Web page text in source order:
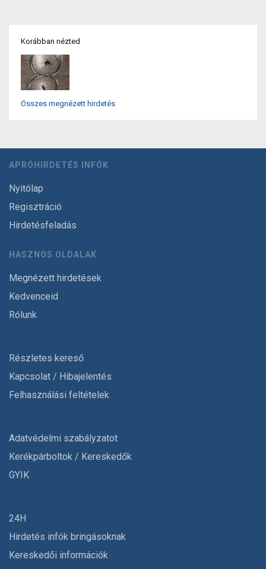
Korábban nézted
Összes megnézett hirdetés
APRÓHIRDETÉS INFÓK
Nyitólap
Regisztráció
Hirdetésfeladás
HASZNOS OLDALAK
Megnézett hirdetések
Kedvenceid
Rólunk
Részletes kereső
Kapcsolat / Hibajelentés
Felhasználási feltételek
Adatvédelmi szabályzatot
Kerékpárboltok / Kereskedők
GYIK
24H
Hirdetés infók bringásoknak
Kereskedői információk